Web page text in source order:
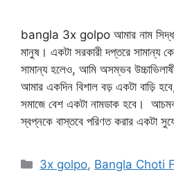
bangla 3x golpo আমার নাম
মানুষ। একটা সরকারী দপ্তরে সামান্য
সামান্য হলেও, আমি অসম্ভব
আমার একদিন বিশাল বড় একটা বাড়ি
সমাজে বেশ একটা নামডাক হবে।
স্বপ্নকে বাস্তবে পরিণত করার একটা
Categories
3x golpo, Bangla Choti